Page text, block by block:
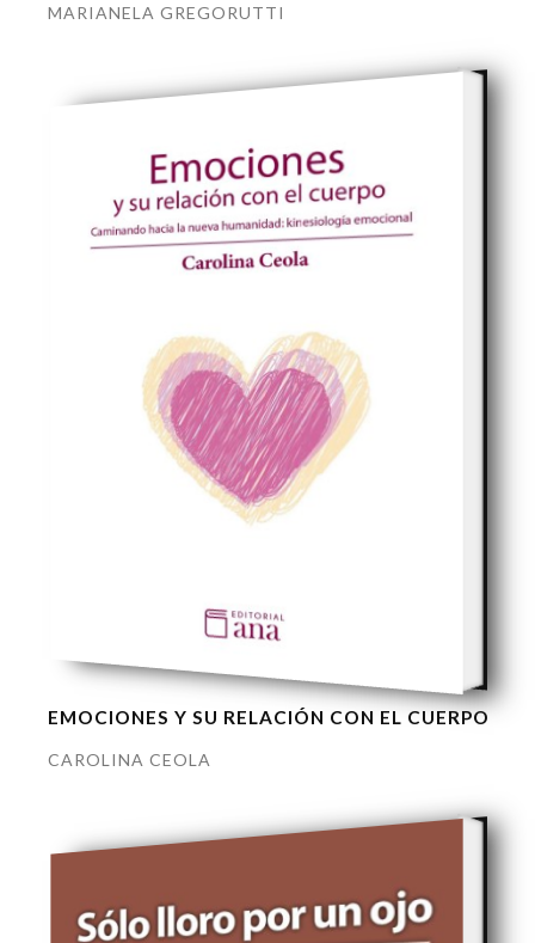
MARIANELA GREGORUTTI
EMOCIONES Y SU RELACIÓN CON EL CUERPO
CAROLINA CEOLA